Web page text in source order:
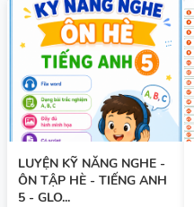
LUYỆN KỸ NĂNG NGHE -
ÔN TẬP HÈ - TIẾNG ANH
5 - GLO...